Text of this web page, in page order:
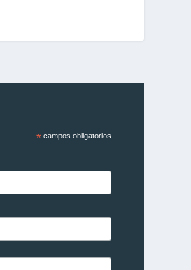
*campos obligatorios